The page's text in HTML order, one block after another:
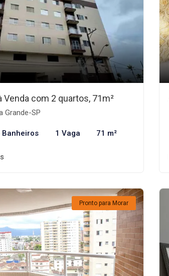
Venda com 2 quartos, 71m²
Grande-SP
Banheiros 1 Vaga 71 m²
Pronto para Morar